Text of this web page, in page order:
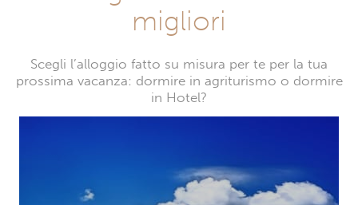
migliori
Scegli l’alloggio fatto su misura per te per la tua
prossima vacanza: dormire in agriturismo o dormire
in Hotel?